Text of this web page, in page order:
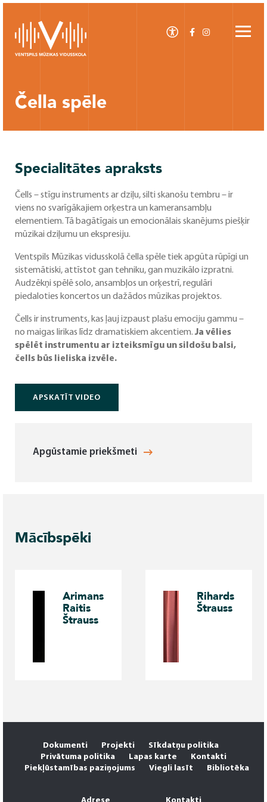
Čella spēle
Specialitātes apraksts
Čells – stīgu instruments ar dziļu, silti skanošu tembru – ir
viens no svarīgākajiem orķestra un kameransambļu
elementiem. Tā bagātīgais un emocionālais skanējums piešķir
mūzikai dziļumu un ekspresiju.
Ventspils Mūzikas vidusskolā čella spēle tiek apgūta rūpīgi un
sistemātiski, attīstot gan tehniku, gan muzikālo izpratni.
Audzēkņi spēlē solo, ansambļos un orķestrī, regulāri
piedaloties koncertos un dažādos mūzikas projektos.
Čells ir instruments, kas ļauj izpaust plašu emociju gammu –
no maigas lirikas līdz dramatiskiem akcentiem. Ja vēlies
spēlēt instrumentu ar izteiksmīgu un sildošu balsi,
čells būs lieliska izvēle.
APSKATĪT VIDEO
Apgūstamie priekšmeti
Mācībspēki
Arimans
Raitis
Štrauss
Rihards
Štrauss
Dokumenti Projekti
Sīkdatņu politika
Privātuma politika
Lapas karte
Kontakti
Piekļūstamības paziņojums
Viegli lasīt Bibliotēka